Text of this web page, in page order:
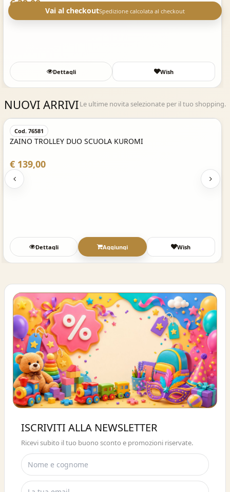
Vai al checkoutSpedizione calcolata al checkout
€ 38,00
Dettagli Wish
NUOVI ARRIVILe ultime novita selezionate per il tuo shopping.
Acquisto Veloce
Cod. 76581
ZAINO TROLLEY DUO SCUOLA KUROMI
€ 139,00
Dettagli Aggiungi Wish
ISCRIVITI E OTTIENI SUBITO UNO
SCONTO DEL 10%
ISCRIVITI ALLA NEWSLETTER
Ricevi subito il tuo buono sconto e promozioni riservate.